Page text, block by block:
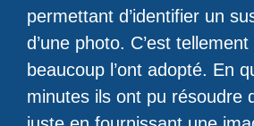
permettant d’identifier un
d’une photo. C’est
beaucoup l’ont adopté. En
minutes ils ont pu résoudre